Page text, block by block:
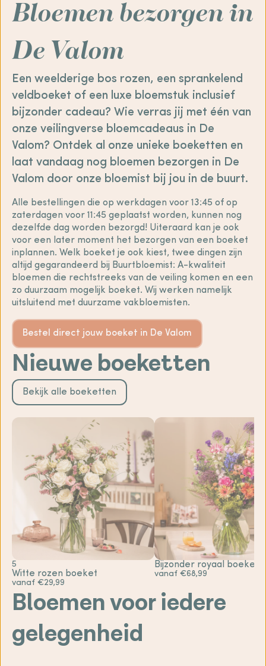
Bloemen bezorgen in
De Valom
Een weelderige bos rozen, een sprankelend
veldboeket of een luxe bloemstuk inclusief
bijzonder cadeau? Wie verras jij met één van
onze veilingverse bloemcadeaus in De
Valom? Ontdek al onze unieke boeketten en
laat vandaag nog bloemen bezorgen in De
Valom door onze bloemist bij jou in de buurt.
Alle bestellingen die op werkdagen voor 13:45 of op
zaterdagen voor 11:45 geplaatst worden, kunnen nog
dezelfde dag worden bezorgd! Uiteraard kan je ook
voor een later moment het bezorgen van een boeket
inplannen. Welk boeket je ook kiest, twee dingen zijn
altijd gegarandeerd bij Buurtbloemist: A-kwaliteit
bloemen die rechtstreeks van de veiling komen en een
zo duurzaam mogelijk boeket. Wij werken namelijk
uitsluitend met duurzame vakbloemisten.
Bestel direct jouw boeket in De Valom
Nieuwe boeketten
Bekijk alle boeketten
5
Witte rozen boeket
vanaf €29,99
Bijzonder royaal boeket
vanaf €68,99
Bloemen voor iedere
gelegenheid
Sterkte